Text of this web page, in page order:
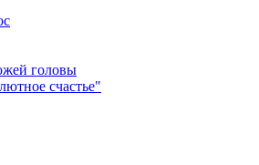
головы
счастье"